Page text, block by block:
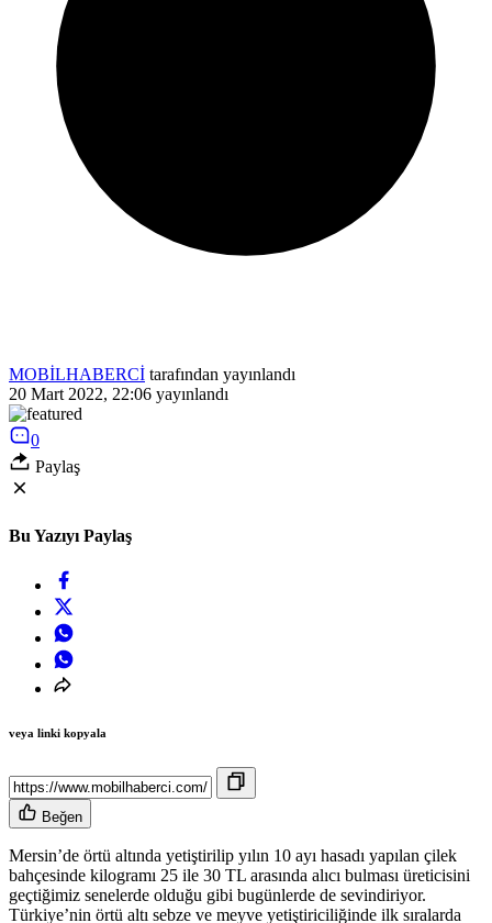
MOBİLHABERCİ tarafından yayınlandı
20 Mart 2022, 22:06 yayınlandı
0
Paylaş
Bu Yazıyı Paylaş
veya linki kopyala
Beğen
Mersin’de örtü altında yetiştirilip yılın 10 ayı hasadı yapılan çilek
bahçesinde kilogramı 25 ile 30 TL arasında alıcı bulması üreticisini
geçtiğimiz senelerde olduğu gibi bugünlerde de sevindiriyor.
Türkiye’nin örtü altı sebze ve meyve yetiştiriciliğinde ilk sıralarda